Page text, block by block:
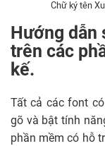
Chữ ký tên
Hướng dẫn
trên các
kế.
Tất cả các font
gõ và bật tính
phần mềm có hỗ